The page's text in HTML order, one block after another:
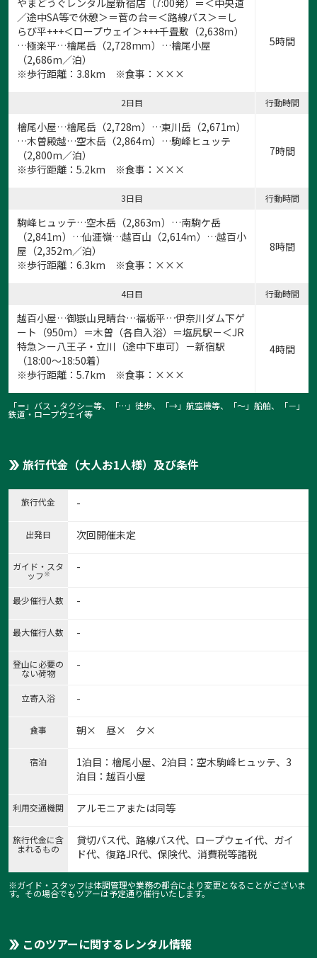
やまどうぐレンタル屋新宿店（7:00発）＝＜中央道
／途中SA等で休憩＞＝菅の台＝＜路線バス＞＝し
らび平+++＜ロープウェイ＞+++千畳敷（2,638ｍ）
…極楽平…檜尾岳（2,728mｍ）…檜尾小屋
（2,686m／泊）
※歩行距離：3.8km ※食事：×××
5時間
2日目 行動時間
檜尾小屋…檜尾岳（2,728ｍ）…東川岳（2,671ｍ）
…木曽殿越…空木岳（2,864m）…駒峰ヒュッテ
（2,800m／泊）
※歩行距離：5.2km ※食事：×××
7時間
3日目 行動時間
駒峰ヒュッテ…空木岳（2,863ｍ）…南駒ケ岳
（2,841ｍ）…仙涯嶺…越百山（2,614ｍ）…越百小
屋（2,352m／泊）
※歩行距離：6.3km ※食事：×××
8時間
4日目 行動時間
越百小屋…御嶽山見晴台…福栃平…伊奈川ダム下ゲ
ート（950ｍ）＝木曽（各自入浴）＝塩尻駅－＜JR
特急＞ー八王子・立川（途中下車可）－新宿駅
（18:00～18:50着）
※歩行距離：5.7km ※食事：×××
4時間
「＝」バス・タクシー等、「…」徒歩、「→」航空機等、「〜」船舶、「－」
鉄道・ロープウェイ等
旅行代金（大人お1人様）及び条件
旅行代金 -
出発日 次回開催未定
ガイド・スタ
ッフ※ -
最少催行人数 -
最大催行人数 -
登山に必要の
ない荷物
-
立寄入浴 -
食事 朝× 昼× 夕×
宿泊
1泊目：檜尾小屋、2泊目：空木駒峰ヒュッテ、3
泊目：越百小屋
利用交通機関 アルモニアまたは同等
旅行代金に含
まれるもの
貸切バス代、路線バス代、ロープウェイ代、ガイ
ド代、復路JR代、保険代、消費税等諸税
※ガイド・スタッフは体調管理や業務の都合により変更となることがございま
す。その場合でもツアーは予定通り催行いたします。
このツアーに関するレンタル情報